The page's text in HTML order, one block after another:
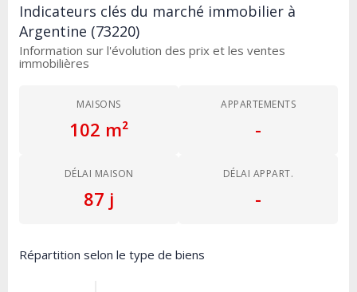
Indicateurs clés du marché immobilier à
Argentine (73220)
Information sur l'évolution des prix et les ventes
immobilières
MAISONS
102 m²
APPARTEMENTS
-
DÉLAI MAISON
87 j
DÉLAI APPART.
-
Répartition selon le type de biens